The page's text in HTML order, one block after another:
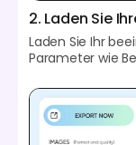
2. Laden Sie
Laden Sie Ihr
Parameter wie